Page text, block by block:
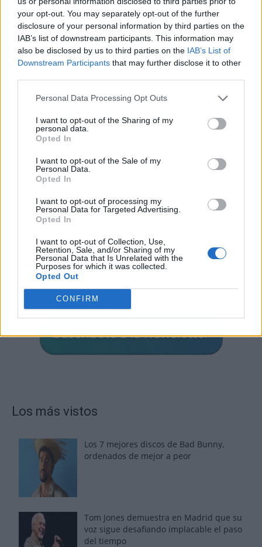
your opt-out. You may separately opt-out of the further
disclosure of your personal information by third parties on the
IAB’s list of downstream participants. This information may
also be disclosed by us to third parties on the IAB’s List of
Downstream Participants that may further disclose it to other
Personal Data Processing Opt Outs
I want to opt-out of the Sharing of my
personal data.
Opted In
I want to opt-out of the Sale of my
Personal Data.
Opted In
I want to opt-out of processing my
Personal Data for Targeted Advertising.
Opted In
I want to opt-out of Collection, Use,
Retention, Sale, and/or Sharing of my
Personal Data that Is Unrelated with the
Purposes for which it was collected.
Opted Out
CONFIRM
Publicidad
Los más vistos
Los 7 mejores discos de Bad Bunny,
ordenados de mejor a peor
Tom Jones demuestra en Madrid que su
voz sigue desafiando implacable el paso
del tiempo